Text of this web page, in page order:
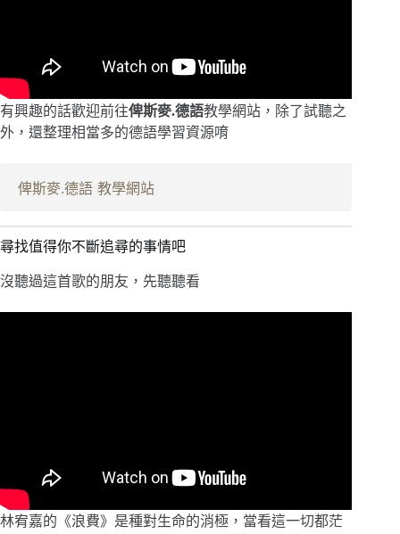
有興趣的話歡迎前往俾斯麥.德語教學網站，除了試聽之
外，還整理相當多的德語學習資源唷
俾斯麥.德語 教學網站
尋找值得你不斷追尋的事情吧
沒聽過這首歌的朋友，先聽聽看
林宥嘉的《浪費》是種對生命的消極，當看這一切都茫